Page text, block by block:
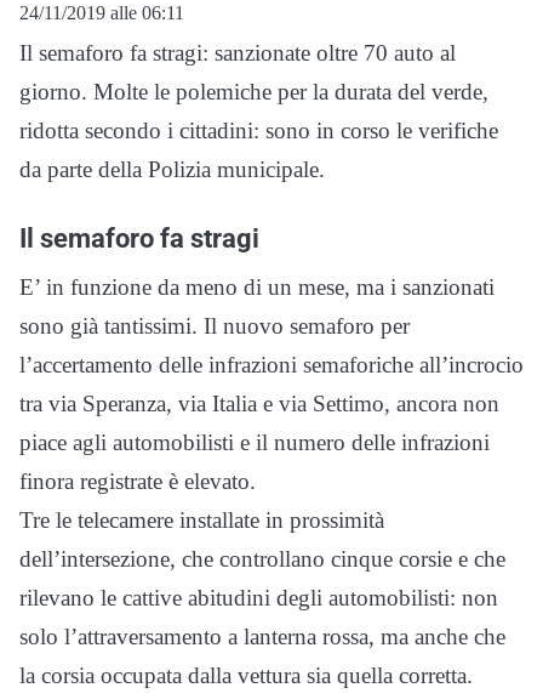
24/11/2019 alle 06:11
Il semaforo fa stragi: sanzionate oltre 70 auto al
giorno. Molte le polemiche per la durata del verde,
ridotta secondo i cittadini: sono in corso le verifiche
da parte della Polizia municipale.
Il semaforo fa stragi
E’ in funzione da meno di un mese, ma i sanzionati
sono già tantissimi. Il nuovo semaforo per
l’accertamento delle infrazioni semaforiche all’incrocio
tra via Speranza, via Italia e via Settimo, ancora non
piace agli automobilisti e il numero delle infrazioni
finora registrate è elevato.
Tre le telecamere installate in prossimità
dell’intersezione, che controllano cinque corsie e che
rilevano le cattive abitudini degli automobilisti: non
solo l’attraversamento a lanterna rossa, ma anche che
la corsia occupata dalla vettura sia quella corretta.